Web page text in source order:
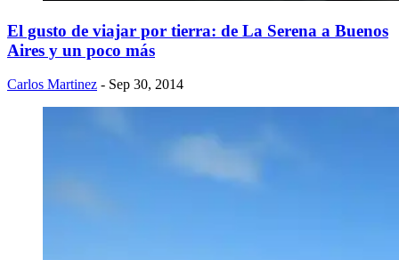
El gusto de viajar por tierra: de La Serena a Buenos
Aires y un poco más
Carlos Martinez - Sep 30, 2014